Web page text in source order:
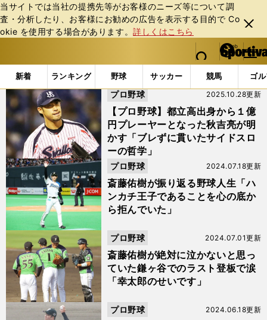
当サイトでは当社の提携先等がお客様のニーズ等について調
査・分析したり、お客様にお勧めの広告を表⽰する⽬的で Co
okie を使⽤する場合があります。詳しくはこちら
閉じ
る
web Sportiva (webスポルティーバ)
検索
マイペ
ー
ジ
メニュ
新着 ランキング 野球 サッカー 競馬 ゴ
b
ス
ポ
ル
テ
ィ
ー
バ
「#斎藤佑樹」の最新ニュース・ 情報
【プロ野球】都立高出身から１億
円プレーヤーとなった秋吉亮が明
かす「ブレずに貫いたサイドスロ
ーの哲学」
2025.10.28更新
プロ野球
斎藤佑樹が振り返る野球人生「ハ
ンカチ王子であることを心の底か
ら拒んでいた」
2024.07.18更新
プロ野球
斎藤佑樹が絶対に泣かないと思っ
ていた鎌ヶ谷でのラスト登板で涙
「幸太郎のせいです」
2024.07.01更新
プロ野球
2024.06.18更新
プロ野球